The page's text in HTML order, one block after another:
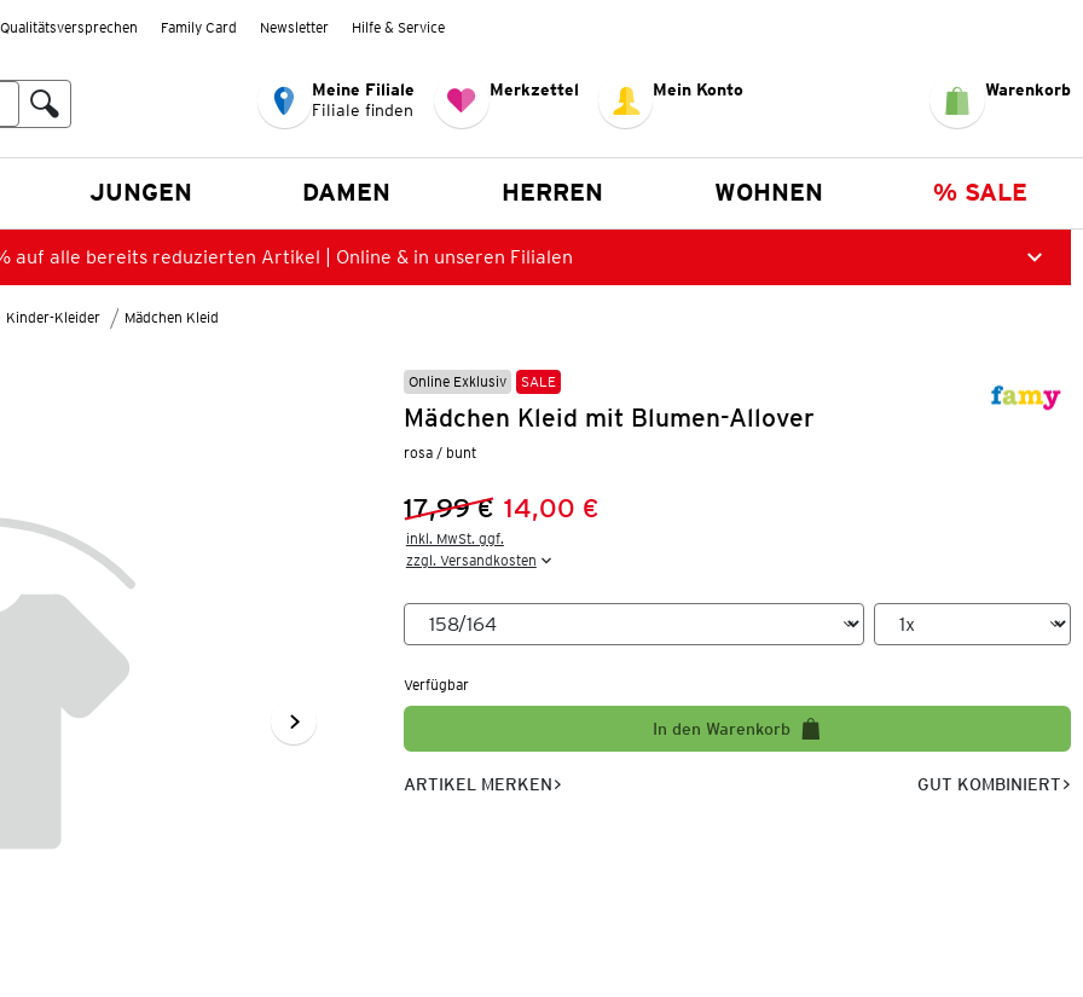
Qualitätsversprechen Family Card Newsletter Hilfe & Service
Meine Filiale
Filiale finden
Merkzettel Mein Konto Warenkorb
JUNGEN DAMEN HERREN WOHNEN % SALE
auf alle bereits reduzierten Artikel | Online & in unseren Filialen
Kinder-Kleider Mädchen Kleid
Online Exklusiv SALE
Mädchen Kleid mit Blumen-Allover
rosa / bunt
Vorheriger Preis:
17,99 €
Neuer Preis:
14,00 €
inkl. MwSt. ggf.
zzgl. Versandkosten
Verfügbar
In den Warenkorb
ARTIKEL MERKEN GUT KOMBINIERT